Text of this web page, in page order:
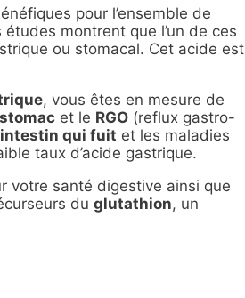
pour l’ensemble de
montrent que l’un de ces
ou stomacal. Cet acide est
, vous êtes en mesure de
et le RGO (reflux gastro-
qui fuit et les maladies
taux d’acide gastrique.
votre santé digestive ainsi que
du glutathion, un